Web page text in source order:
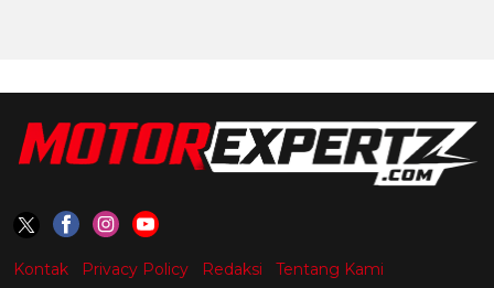
Kontak Privacy Policy Redaksi
Tentang Kami